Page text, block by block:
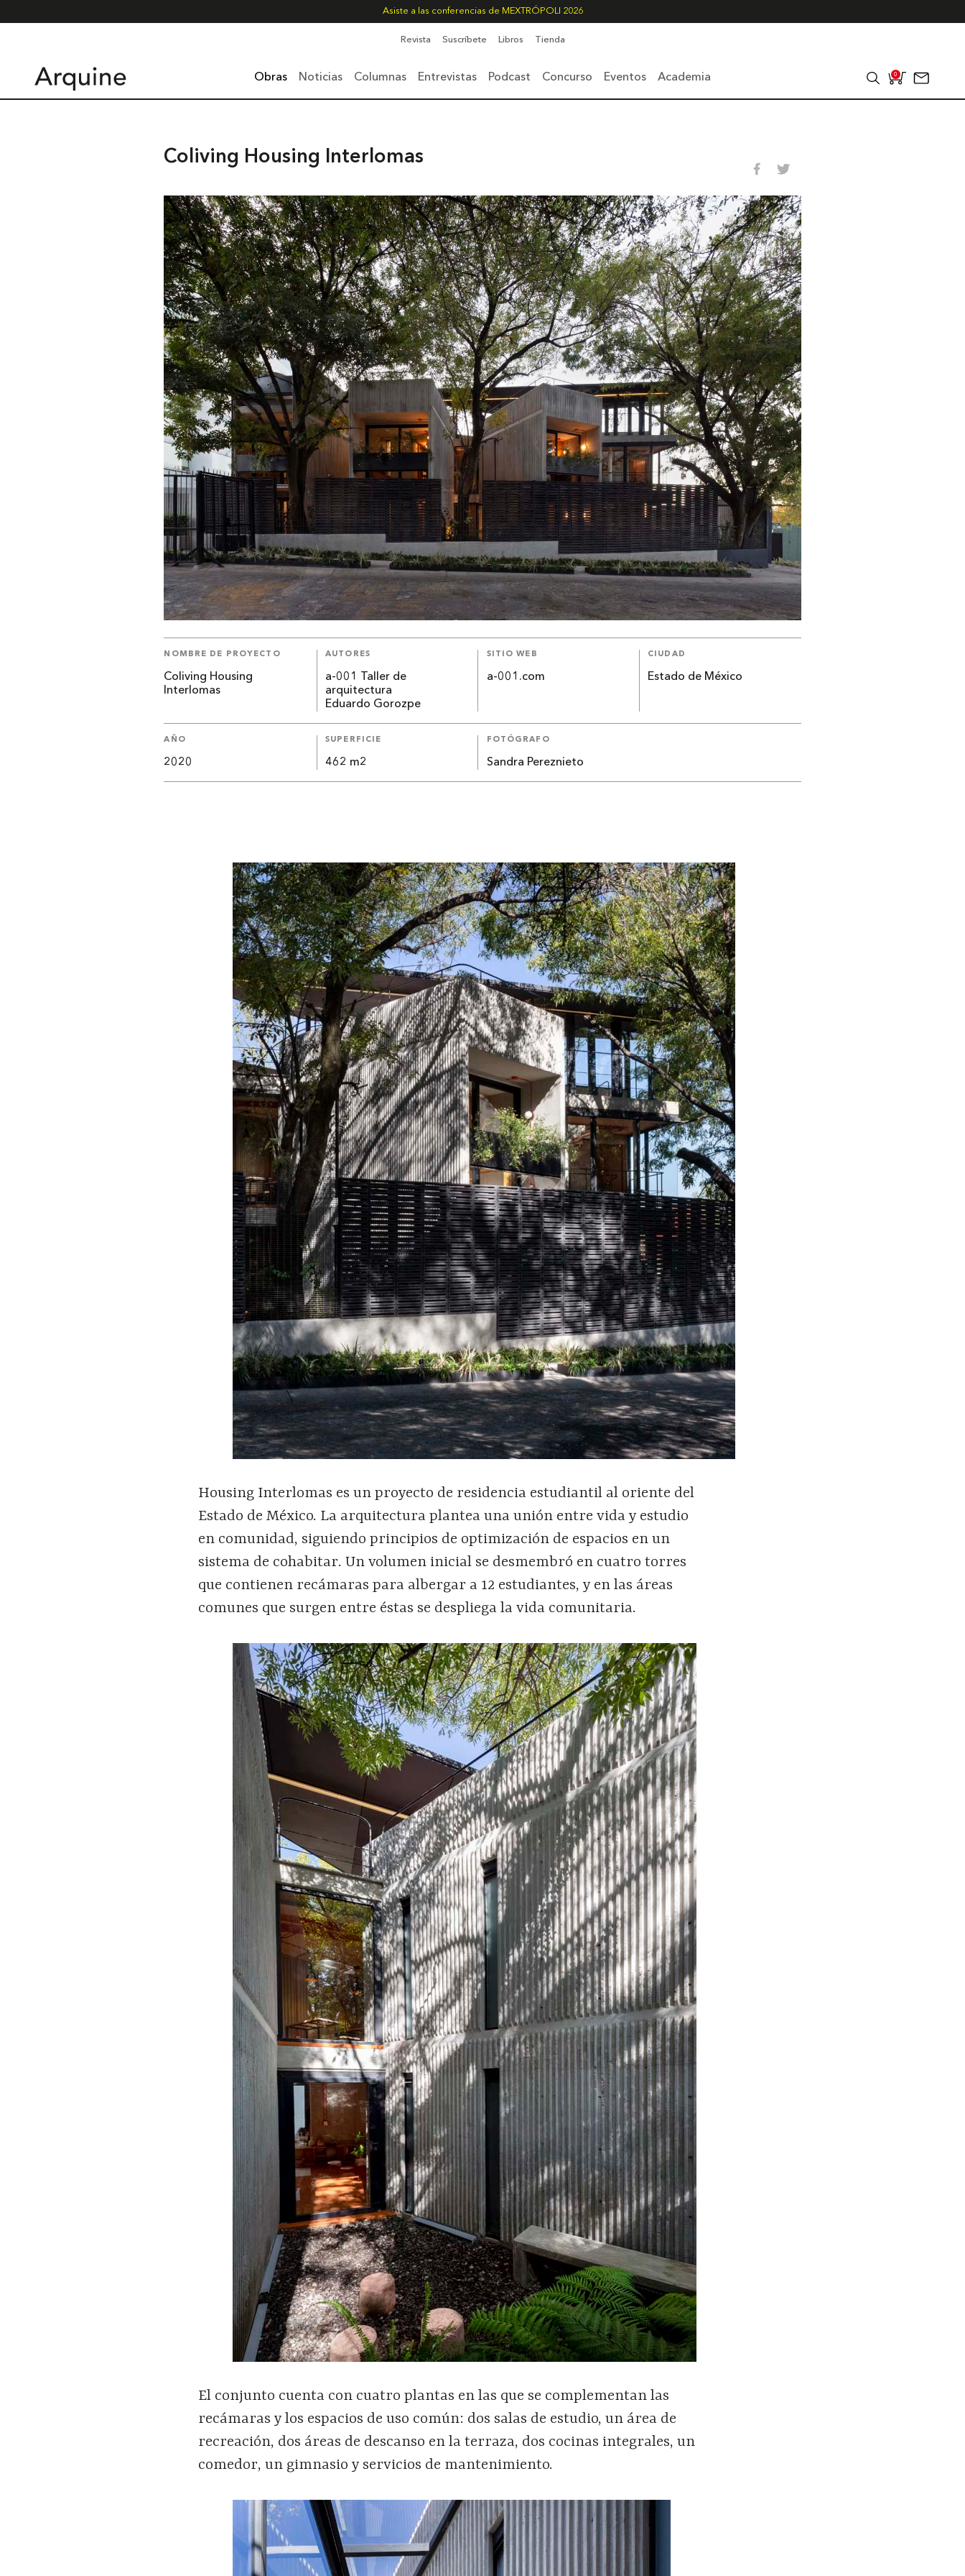
Asiste a las conferencias de MEXTRÓPOLI 2026
Revista Suscríbete Libros Tienda
Obras Noticias Columnas Entrevistas Podcast Concurso Eventos Academia 0
Coliving Housing Interlomas
NOMBRE DE PROYECTO
Coliving Housing
Interlomas
AUTORES
a-001 Taller de
arquitectura
Eduardo Gorozpe
SITIO WEB
a-001.com
CIUDAD
Estado de México
AÑO
2020
SUPERFICIE
462 m2
FOTÓGRAFO
Sandra Pereznieto
Housing Interlomas es un proyecto de residencia estudiantil al oriente del
Estado de México. La arquitectura plantea una unión entre vida y estudio
en comunidad, siguiendo principios de optimización de espacios en un
sistema de cohabitar. Un volumen inicial se desmembró en cuatro torres
que contienen recámaras para albergar a 12 estudiantes, y en las áreas
comunes que surgen entre éstas se despliega la vida comunitaria.
El conjunto cuenta con cuatro plantas en las que se complementan las
recámaras y los espacios de uso común: dos salas de estudio, un área de
recreación, dos áreas de descanso en la terraza, dos cocinas integrales, un
comedor, un gimnasio y servicios de mantenimiento.